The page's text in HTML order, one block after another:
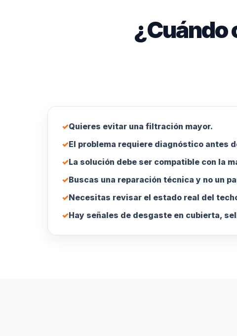
¿Cuándo
✓Quieres evitar una filtración mayor.
✓El problema requiere diagnóstico antes
✓La solución debe ser compatible con la
✓Buscas una reparación técnica y no un
✓Necesitas revisar el estado real del
✓Hay señales de desgaste en cubierta,